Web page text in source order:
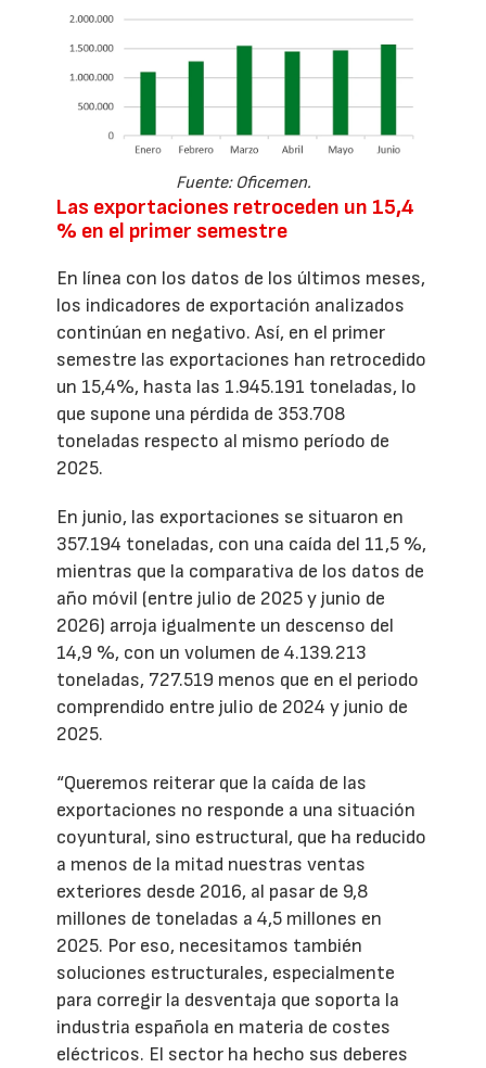
Fuente: Oficemen.
Las exportaciones retroceden un 15,4
% en el primer semestre
En línea con los datos de los últimos meses,
los indicadores de exportación analizados
continúan en negativo. Así, en el primer
semestre las exportaciones han retrocedido
un 15,4%, hasta las 1.945.191 toneladas, lo
que supone una pérdida de 353.708
toneladas respecto al mismo período de
2025.
En junio, las exportaciones se situaron en
357.194 toneladas, con una caída del 11,5 %,
mientras que la comparativa de los datos de
año móvil (entre julio de 2025 y junio de
2026) arroja igualmente un descenso del
14,9 %, con un volumen de 4.139.213
toneladas, 727.519 menos que en el periodo
comprendido entre julio de 2024 y junio de
2025.
“Queremos reiterar que la caída de las
exportaciones no responde a una situación
coyuntural, sino estructural, que ha reducido
a menos de la mitad nuestras ventas
exteriores desde 2016, al pasar de 9,8
millones de toneladas a 4,5 millones en
2025. Por eso, necesitamos también
soluciones estructurales, especialmente
para corregir la desventaja que soporta la
industria española en materia de costes
eléctricos. El sector ha hecho sus deberes